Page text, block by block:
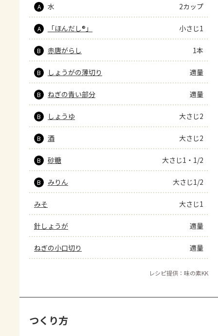
A 水 2カップ
A 「ほんだし®」 小さじ1
B 赤唐がらし 1本
B しょうがの薄切り 適量
B ねぎの青い部分 適量
B しょうゆ 大さじ2
B 酒 大さじ2
B 砂糖 大さじ1・1/2
B みりん 大さじ1/2
みそ 大さじ1
針しょうが 適量
ねぎの小口切り 適量
レシピ提供：味の素KK
つくり方